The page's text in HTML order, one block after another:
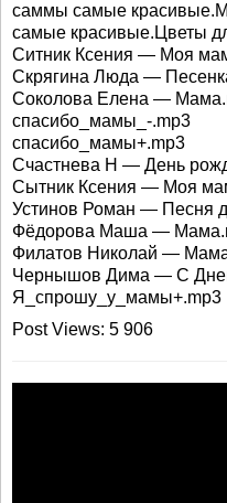
саммы самые
самые красивые.Цветы
Ситник Ксения — Моя
Скрягина Люда —
Соколова Елена —
спасибо_мамы_-.mp3
спасибо_мамы+.mp3
Счастнева Н — День
Сытник Ксения — Моя
Устинов Роман — Песня
Фёдорова Маша —
Филатов Николай —
Чернышов Дима — С
Я_спрошу_у_мамы+.mp3
Post Views: 5 906